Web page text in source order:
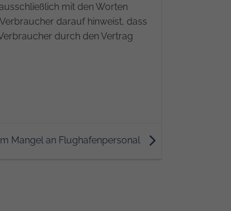
mit den Worten
darauf hinweist, dass
durch den Vertrag
Mangel an Flughafenpersonal